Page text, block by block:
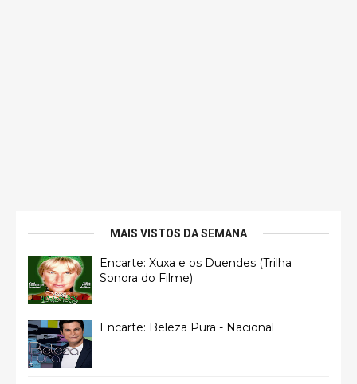
MAIS VISTOS DA SEMANA
Encarte: Xuxa e os Duendes (Trilha
Sonora do Filme)
Encarte: Beleza Pura - Nacional